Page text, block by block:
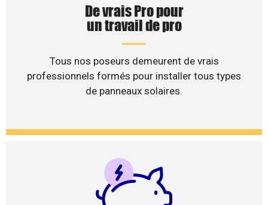
De vrais Pro pour
un travail de pro
Tous nos poseurs demeurent de vrais
professionnels formés pour installer tous types
de panneaux solaires.